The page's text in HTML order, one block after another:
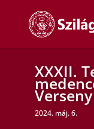
XXXII.
Verseny
2024. máj. 6.